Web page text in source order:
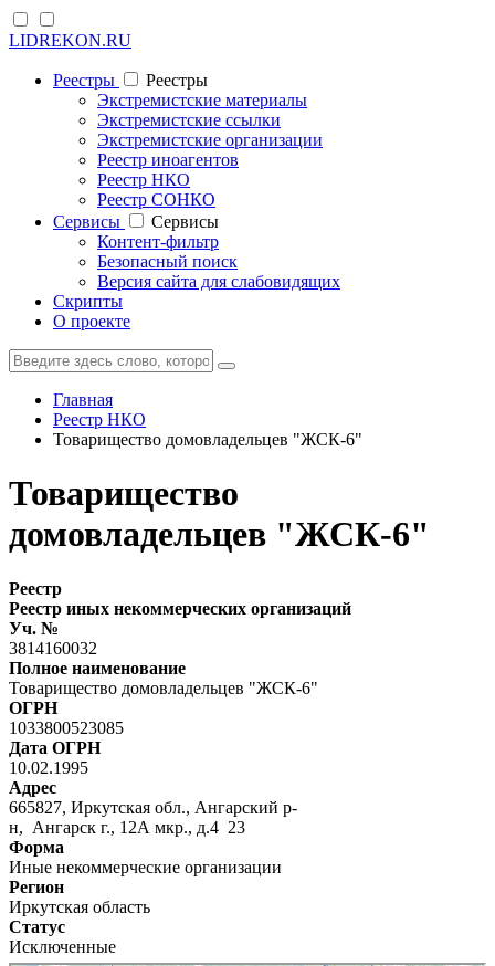
LIDREKON.RU
Реестры
Реестры
Экстремистские материалы
Экстремистские ссылки
Экстремистские организации
Реестр иноагентов
Реестр НКО
Реестр СОНКО
Cервисы
Cервисы
Контент-фильтр
Безопасный поиск
Версия сайта для слабовидящих
Скрипты
О проекте
Главная
Реестр НКО
Товарищество домовладельцев "ЖСК-6"
Товарищество
домовладельцев "ЖСК-6"
Реестр
Реестр иных некоммерческих организаций
Уч. №
3814160032
Полное наименование
Товарищество домовладельцев "ЖСК-6"
ОГРН
1033800523085
Дата ОГРН
10.02.1995
Адрес
665827, Иркутская обл., Ангарский р-
н, Ангарск г., 12А мкр., д.4 23
Форма
Иные некоммерческие организации
Регион
Иркутская область
Статус
Исключенные